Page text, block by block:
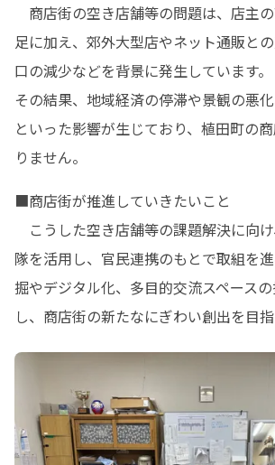
商店街の空き店舗等の問題は、店主
足に加え、郊外大型店やネット通販と
口の減少などを背景に発生しています。
その結果、地域経済の停滞や景観の悪
といった影響が生じており、植田町の
りません。
■商店街が推進していきたいこと
こうした空き店舗等の課題解決に向
隊を活用し、官民連携のもとで取組を
掘やデジタル化、多目的交流スペース
し、商店街の新たなにぎわい創出を目指